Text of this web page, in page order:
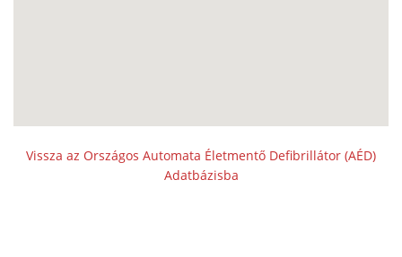
Vissza az Országos Automata Életmentő Defibrillátor (AÉD)
Adatbázisba